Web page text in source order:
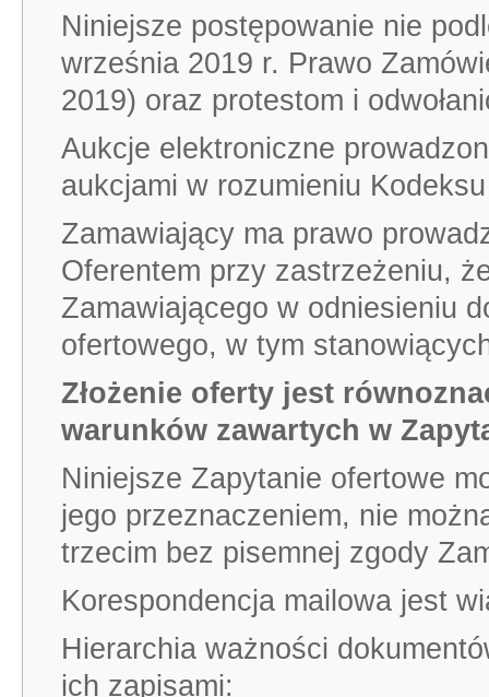
Niniejsze postępowanie nie
września 2019 r. Prawo
2019) oraz protestom i
Aukcje elektroniczne
aukcjami w rozumieniu
Zamawiający ma prawo
Oferentem przy zastrzeżeniu,
Zamawiającego w odniesieniu
ofertowego, w tym
Złożenie oferty jest
warunków zawartych w
Niniejsze Zapytanie ofertowe
jego przeznaczeniem, nie
trzecim bez pisemnej zgody
Korespondencja mailowa jest
Hierarchia ważności
ich zapisami: